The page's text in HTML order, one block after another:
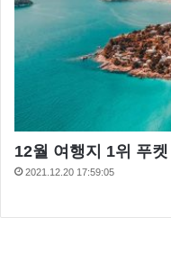
12월 여행지 1위 푸켓
2021.12.20 17:59:05